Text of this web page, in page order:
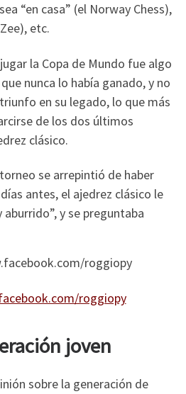
“en casa” (el Norway Chess),
etc.
la Copa de Mundo fue algo
nunca lo había ganado, y no
en su legado, lo que más
de los dos últimos
clásico.
se arrepintió de haber
antes, el ajedrez clásico le
y se preguntaba
roggiopy
joven
sobre la generación de